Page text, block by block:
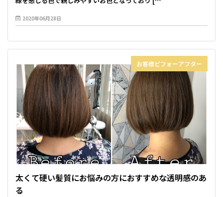
2020年06月28日
お客様ビフォーアフター
太くて硬い髪質にお悩みの方におすすめな透明感のあ
る